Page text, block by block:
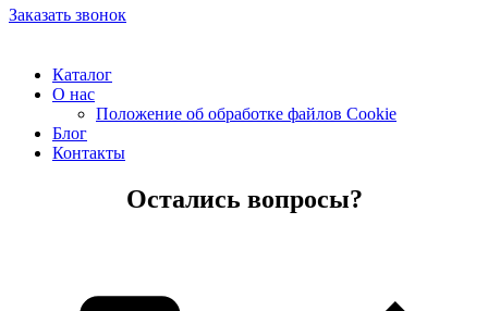
Заказать звонок
Каталог
О нас
Положение об обработке файлов Cookie
Блог
Контакты
Остались вопросы?